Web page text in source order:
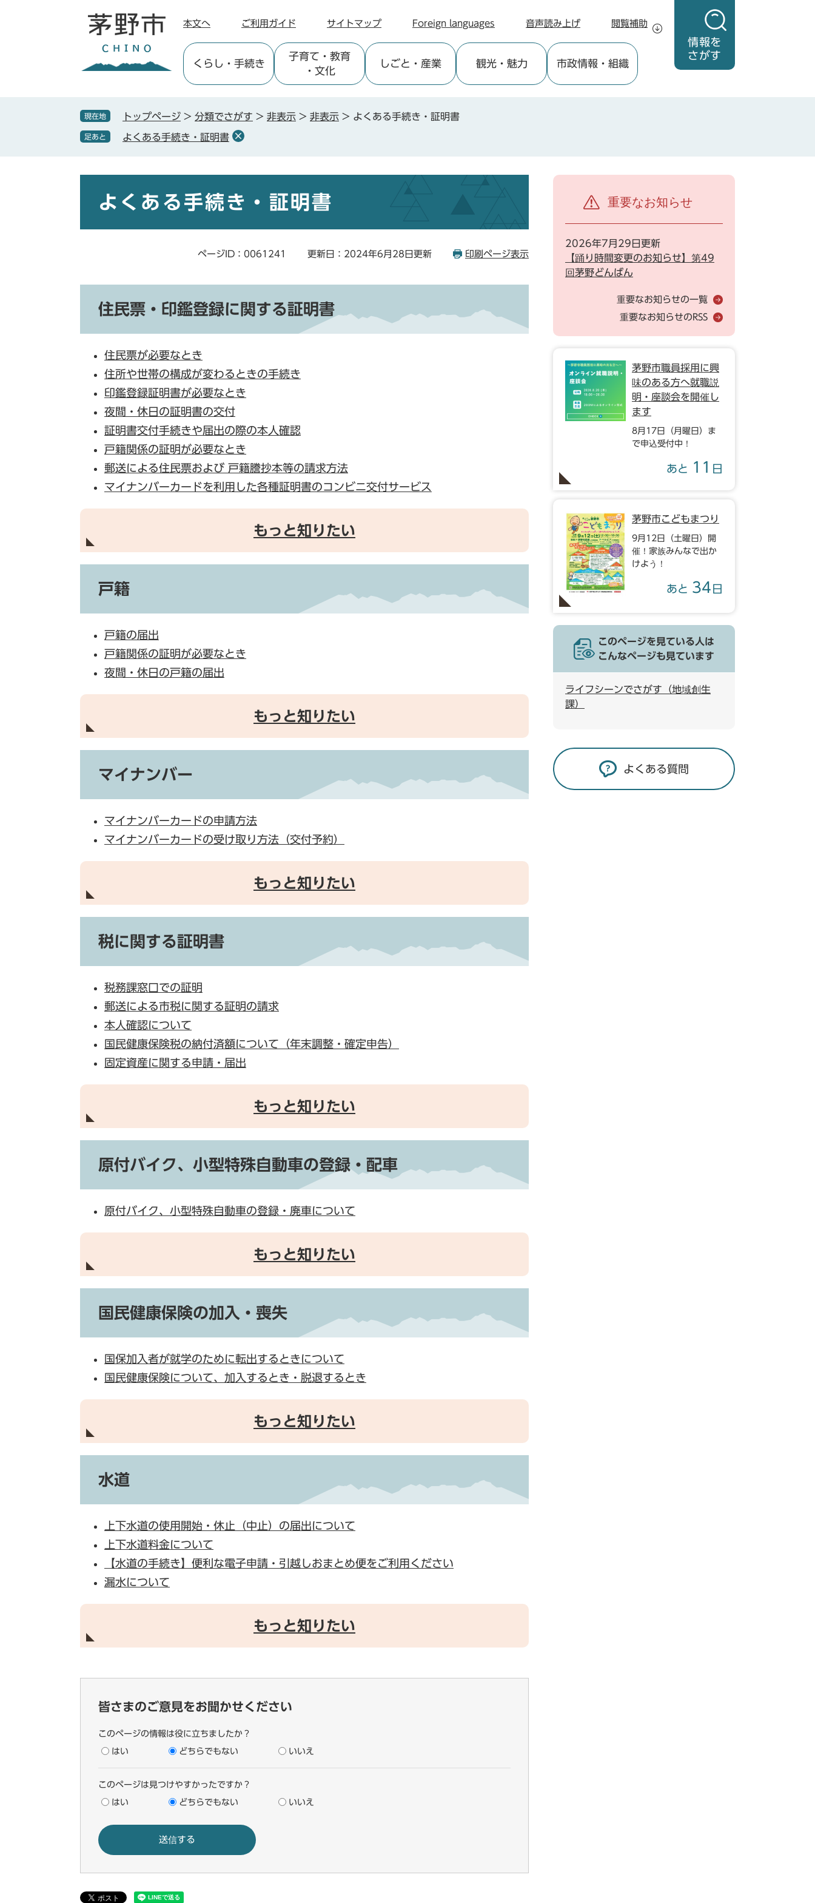
情報を
さがす
本文へ ご利用ガイド サイトマップ Foreign languages 音声読み上げ 閲覧補助
くらし ・手続き
子育て ・教育
・文化
しごと ・産業 観光・魅力 市政情報 ・組織
現在地 トップページ > 分類でさがす > 非表示 > 非表示 > よくある手続き・証明書
足あと よくある手続き・証明書
よくある手続き・証明書
ページID：0061241 更新日：2024年6月28日更新 印刷ページ表示
住民票・印鑑登録に関する証明書
住民票が必要なとき
住所や世帯の構成が変わるときの手続き
印鑑登録証明書が必要なとき
夜間・休日の証明書の交付
証明書交付手続きや届出の際の本人確認
戸籍関係の証明が必要なとき
郵送による住民票および 戸籍謄抄本等の請求方法
マイナンバーカードを利用した各種証明書のコンビニ交付サービス
もっと知りたい
戸籍
戸籍の届出
戸籍関係の証明が必要なとき
夜間・休日の戸籍の届出
もっと知りたい
マイナンバー
マイナンバーカードの申請方法
マイナンバーカードの受け取り方法（交付予約）
もっと知りたい
税に関する証明書
税務課窓口での証明
郵送による市税に関する証明の請求
本人確認について
国民健康保険税の納付済額について（年末調整・確定申告）
固定資産に関する申請・届出
もっと知りたい
原付バイク、小型特殊自動車の登録・配車
原付バイク、小型特殊自動車の登録・廃車について
もっと知りたい
国民健康保険の加入・喪失
国保加入者が就学のために転出するときについて
国民健康保険について、加入するとき・脱退するとき
もっと知りたい
水道
上下水道の使用開始・休止（中止）の届出について
上下水道料金について
【水道の手続き】便利な電子申請・引越しおまとめ便をご利用ください
漏水について
もっと知りたい
皆さまのご意見をお聞かせください
このページの情報は役に立ちましたか？
はい どちらでもない いいえ
このページは見つけやすかったですか？
はい どちらでもない いいえ
重要なお知らせ
2026年7月29日更新
【踊り時間変更のお知らせ】第49
回茅野どんばん
重要なお知らせの一覧
重要なお知らせのRSS
茅野市職員採用に興
味のある方へ就職説
明・座談会を開催し
ます
8月17日（月曜日）ま
で申込受付中！
あと 11 日
茅野市こどもまつり
9月12日（土曜日）開
催！家族みんなで出か
けよう！
あと 34 日
このページを見ている人は
こんなページも見ています
ライフシーンでさがす（地域創生
課）
よくある質問